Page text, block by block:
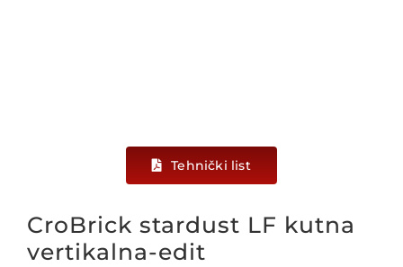
Tehnički list
CroBrick stardust LF kutna
vertikalna-edit